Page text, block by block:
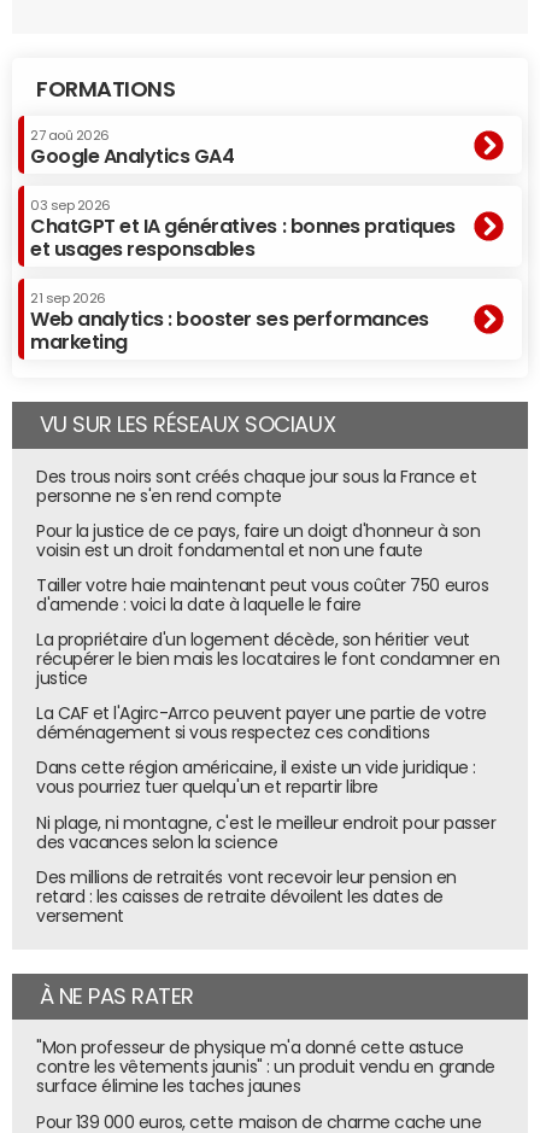
FORMATIONS
27 aoû 2026
Google Analytics GA4
03 sep 2026
ChatGPT et IA génératives : bonnes pratiques
et usages responsables
21 sep 2026
Web analytics : booster ses performances
marketing
VU SUR LES RÉSEAUX SOCIAUX
Des trous noirs sont créés chaque jour sous la France et
personne ne s'en rend compte
Pour la justice de ce pays, faire un doigt d'honneur à son
voisin est un droit fondamental et non une faute
Tailler votre haie maintenant peut vous coûter 750 euros
d'amende : voici la date à laquelle le faire
La propriétaire d'un logement décède, son héritier veut
récupérer le bien mais les locataires le font condamner en
justice
La CAF et l'Agirc-Arrco peuvent payer une partie de votre
déménagement si vous respectez ces conditions
Dans cette région américaine, il existe un vide juridique :
vous pourriez tuer quelqu'un et repartir libre
Ni plage, ni montagne, c'est le meilleur endroit pour passer
des vacances selon la science
Des millions de retraités vont recevoir leur pension en
retard : les caisses de retraite dévoilent les dates de
versement
À NE PAS RATER
"Mon professeur de physique m'a donné cette astuce
contre les vêtements jaunis" : un produit vendu en grande
surface élimine les taches jaunes
Pour 139 000 euros, cette maison de charme cache une